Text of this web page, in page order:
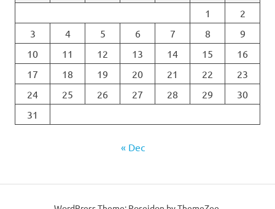
1
2
3
4 5 6 7 8
9
10
11 12 13 14 15
16
17
18 19 20 21 22
23
24
25 26 27 28 29
30
31
« Dec